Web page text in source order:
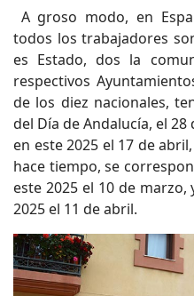
A groso modo, en
todos los trabajadores
es Estado, dos la
respectivos
de los diez nacionales,
del Día de Andalucía, el 28
en este 2025 el 17 de
hace tiempo, se
este 2025 el 10 de
2025 el 11 de abril.